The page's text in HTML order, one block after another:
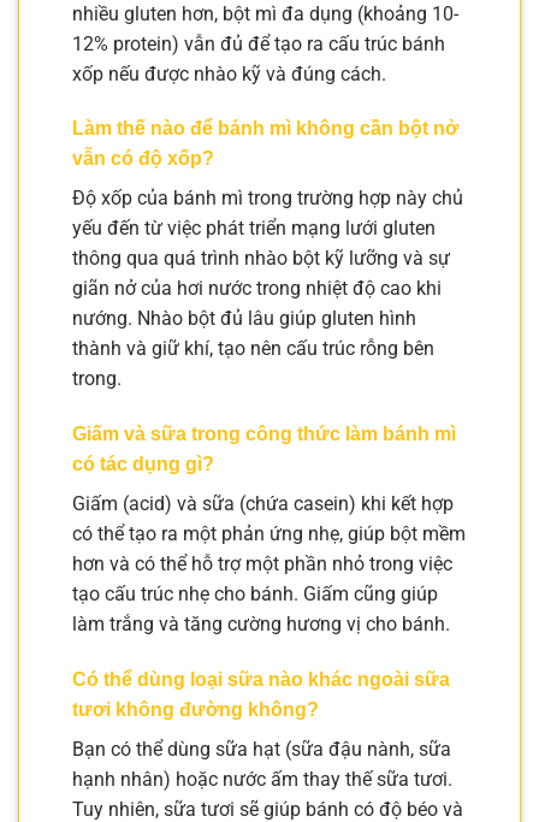
nhiều gluten hơn, bột mì đa dụng (khoảng 10-
12% protein) vẫn đủ để tạo ra cấu trúc bánh
xốp nếu được nhào kỹ và đúng cách.
Làm thế nào để bánh mì không cần bột nở
vẫn có độ xốp?
Độ xốp của bánh mì trong trường hợp này chủ
yếu đến từ việc phát triển mạng lưới gluten
thông qua quá trình nhào bột kỹ lưỡng và sự
giãn nở của hơi nước trong nhiệt độ cao khi
nướng. Nhào bột đủ lâu giúp gluten hình
thành và giữ khí, tạo nên cấu trúc rỗng bên
trong.
Giấm và sữa trong công thức làm bánh mì
có tác dụng gì?
Giấm (acid) và sữa (chứa casein) khi kết hợp
có thể tạo ra một phản ứng nhẹ, giúp bột mềm
hơn và có thể hỗ trợ một phần nhỏ trong việc
tạo cấu trúc nhẹ cho bánh. Giấm cũng giúp
làm trắng và tăng cường hương vị cho bánh.
Có thể dùng loại sữa nào khác ngoài sữa
tươi không đường không?
Bạn có thể dùng sữa hạt (sữa đậu nành, sữa
hạnh nhân) hoặc nước ấm thay thế sữa tươi.
Tuy nhiên, sữa tươi sẽ giúp bánh có độ béo và